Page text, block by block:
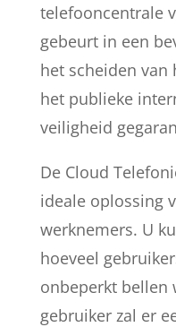
telefooncentrale
gebeurt in een
het scheiden van
het publieke
veiligheid
De Cloud
ideale oplossing
werknemers. U
hoeveel
onbeperkt bellen
gebruiker zal er